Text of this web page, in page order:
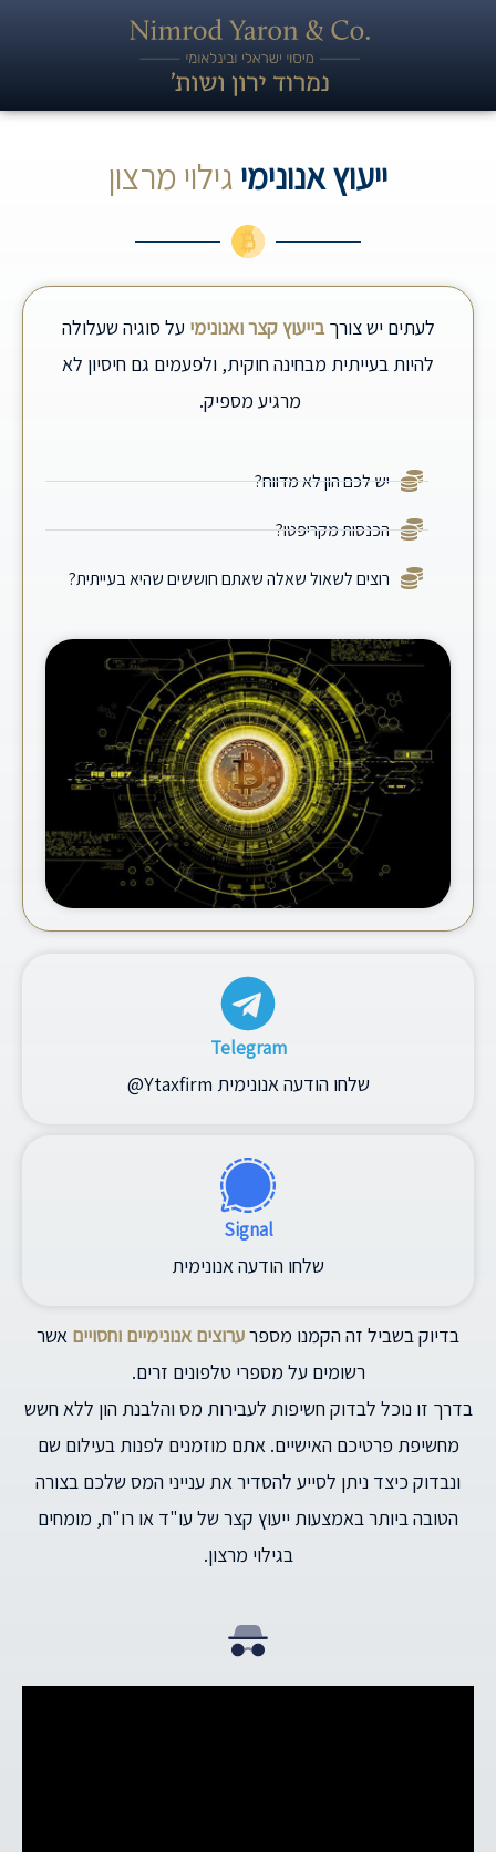
ייעוץ אנונימיגילוי מרצון
לעתים יש צורךבייעוץ קצר ואנונימי על סוגיה שעלולה
להיות בעייתית מבחינה חוקית, ולפעמים גם חיסיון לא
מרגיע מספיק.
יש לכם הון לא מדווח?
הכנסות מקריפטו?
רוצים לשאול שאלה שאתם חוששים שהיא בעייתית?
Telegram
שלחו הודעה אנונימית Ytaxfirm@
Signal
שלחו הודעה אנונימית
בדיוק בשביל זה הקמנו מספרערוצים אנונימיים וחסויים אשר
רשומים על מספרי טלפונים זרים.
בדרך זו נוכל לבדוק חשיפות לעבירות מס והלבנת הון ללא חשש
מחשיפת פרטיכם האישיים. אתם מוזמנים לפנות בעילום שם
ונבדוק כיצד ניתן לסייע להסדיר את ענייני המס שלכם בצורה
הטובה ביותר באמצעות ייעוץ קצר של עו"ד או רו"ח, מומחים
בגילוי מרצון.